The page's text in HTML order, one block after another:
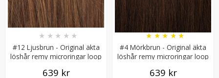
169 kr
VÄLJ
#12 Ljusbrun - Original äkta
löshår remy microringar loop
★ ★ ★ ★ ★
639 kr
#4 Mörkbrun - Original äkta
löshår remy microringar loop
★★★★★
639 kr